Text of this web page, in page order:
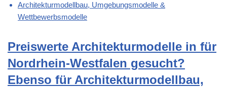
Architekturmodellbau, Umgebungsmodelle &
Wettbewerbsmodelle
Preiswerte Architekturmodelle in für
Nordrhein-Westfalen gesucht?
Ebenso für Architekturmodellbau,